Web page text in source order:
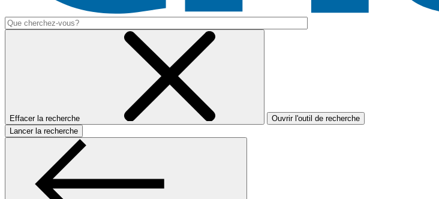
Effacer la recherche
Ouvrir l'outil de recherche
Lancer la recherche